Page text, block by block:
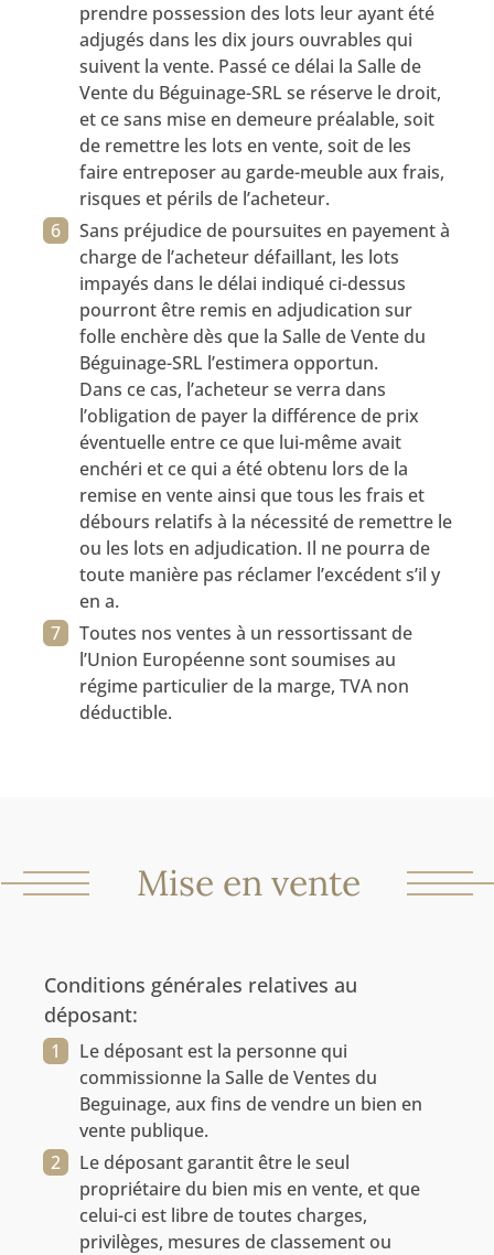
prendre possession des lots leur ayant été
adjugés dans les dix jours ouvrables qui
suivent la vente. Passé ce délai la Salle de
Vente du Béguinage-SRL se réserve le droit,
et ce sans mise en demeure préalable, soit
de remettre les lots en vente, soit de les
faire entreposer au garde-meuble aux frais,
risques et périls de l’acheteur.
Sans préjudice de poursuites en payement à
charge de l’acheteur défaillant, les lots
impayés dans le délai indiqué ci-dessus
pourront être remis en adjudication sur
folle enchère dès que la Salle de Vente du
Béguinage-SRL l’estimera opportun.
Dans ce cas, l’acheteur se verra dans
l’obligation de payer la différence de prix
éventuelle entre ce que lui-même avait
enchéri et ce qui a été obtenu lors de la
remise en vente ainsi que tous les frais et
débours relatifs à la nécessité de remettre le
ou les lots en adjudication. Il ne pourra de
toute manière pas réclamer l’excédent s’il y
en a.
Toutes nos ventes à un ressortissant de
l’Union Européenne sont soumises au
régime particulier de la marge, TVA non
déductible.
Mise en vente
Conditions générales relatives au
déposant:
Le déposant est la personne qui
commissionne la Salle de Ventes du
Beguinage, aux fins de vendre un bien en
vente publique.
Le déposant garantit être le seul
propriétaire du bien mis en vente, et que
celui-ci est libre de toutes charges,
privilèges, mesures de classement ou